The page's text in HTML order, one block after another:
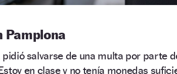
Pamplona
pidió salvarse de una multa por parte
en clase y no tenía monedas